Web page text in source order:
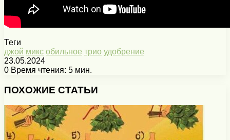
Теги
джой микс обильное трио удобрение
23.05.2024
0 Время чтения: 5 мин.
ПОХОЖИЕ СТАТЬИ